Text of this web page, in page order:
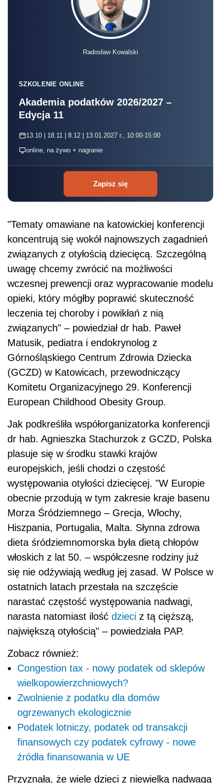
Radosław Kowalski
SZKOLENIE ONLINE
Akademia podatków 2026/2027 –
Edycja 11
13.10 | 18.11 | 8.12 | 13.01.2027 r., 10:00-15:00
online, na żywo + nagranie
Zapisz się
"Tematy omawiane na katowickiej konferencji
koncentrują się wokół najnowszych zagadnień
związanych z otyłością dziecięcą. Szczególną
uwagę chcemy zwrócić na możliwości
wczesnej prewencji oraz wypracowanie modelu
opieki, który mógłby poprawić skuteczność
leczenia tej choroby i powikłań z nią
związanych" – powiedział dr hab. Paweł
Matusik, pediatra i endokrynolog z
Górnośląskiego Centrum Zdrowia Dziecka
(GCZD) w Katowicach, przewodniczący
Komitetu Organizacyjnego 29. Konferencji
European Childhood Obesity Group.
Jak podkreśliła współorganizatorka konferencji
dr hab. Agnieszka Stachurzok z GCZD, Polska
plasuje się w środku stawki krajów
europejskich, jeśli chodzi o częstość
występowania otyłości dziecięcej. "W Europie
obecnie przodują w tym zakresie kraje basenu
Morza Śródziemnego – Grecja, Włochy,
Hiszpania, Portugalia, Malta. Słynna zdrowa
dieta śródziemnomorska była dietą chłopów
włoskich z lat 50. – współczesne rodziny już
się nie odżywiają według jej zasad. W Polsce w
ostatnich latach przestała na szczęście
narastać częstość występowania nadwagi,
narasta natomiast ilość dzieci z tą cięższą,
największą otyłością" – powiedziała PAP.
Zobacz również:
Congestion tax - nowy podatek od sklepów
wielkopowierzchniowych?
Zwolnienie z podatku dla domów
ogrzewanych ekologicznie
Podatek lotniczy, podatek od transakcji
finansowych czy podatek cyfrowy - nowe
źródła finansowania w UE
Przyznała, że wiele dzieci z niewielką nadwagą